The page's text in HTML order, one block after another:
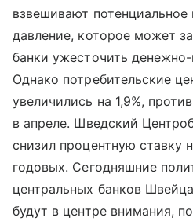
взвешивают
давление, которое может
банки ужесточить
Однако потребительские
увеличились на 1,9%,
в апреле. Шведский
снизил процентную ставку
годовых. Сегодняшние
центральных банков
будут в центре внимания,